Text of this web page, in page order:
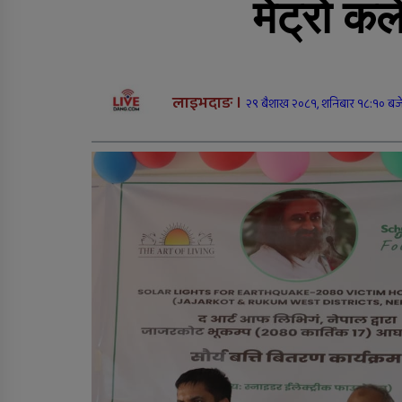
सल्यानमा शिकार खेल्दा
राप्तीमा निःशुल्क विशेषज्ञ
स्वास्थ्य शिविर, ३ सय १९
जनाले लिए सेवा
सीडद्वारा साना किसान र
बैंकबीच समन्वयात्मक
कार्यक्रम
मेट्रो
लाइभदाङ । २९ बैशाख २०८१, शनिबार १८:१०